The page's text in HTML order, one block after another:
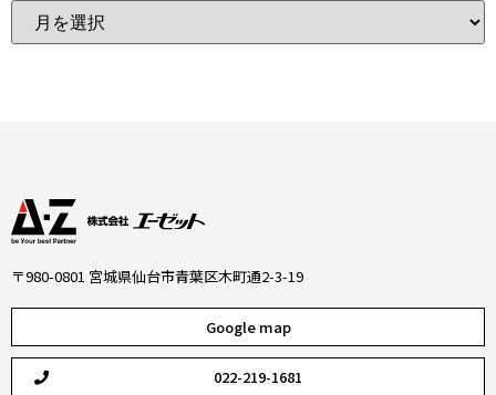
〒980-0801 宮城県仙台市青葉区木町通2-3-19
Google map
022-219-1681